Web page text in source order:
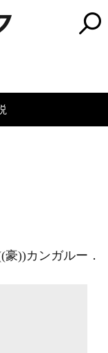
豪))カンガルー ．